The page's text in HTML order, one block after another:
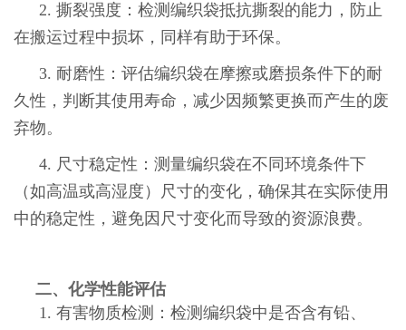
2. 撕裂强度：检测编织袋抵抗撕裂的能力，防止
在搬运过程中损坏，同样有助于环保。
3. 耐磨性：评估编织袋在摩擦或磨损条件下的耐
久性，判断其使用寿命，减少因频繁更换而产生的废
弃物。
4. 尺寸稳定性：测量编织袋在不同环境条件下
（如高温或高湿度）尺寸的变化，确保其在实际使用
中的稳定性，避免因尺寸变化而导致的资源浪费。
二、化学性能评估
1. 有害物质检测：检测编织袋中是否含有铅、